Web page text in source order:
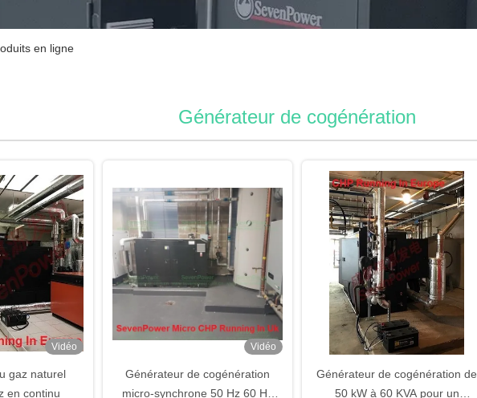
en ligne
Générateur de cogénération
Vidéo
gaz naturel
en continu
Vidéo
Générateur de cogénération
micro-synchrone 50 Hz 60 Hz
Générateur de cogénération de
50 kW à 60 KVA pour un